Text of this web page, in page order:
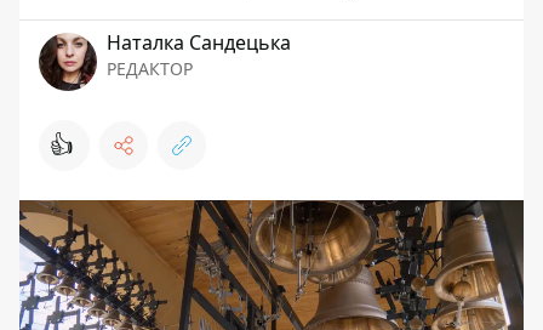
Наталка Сандецька
РЕДАКТОР
👍